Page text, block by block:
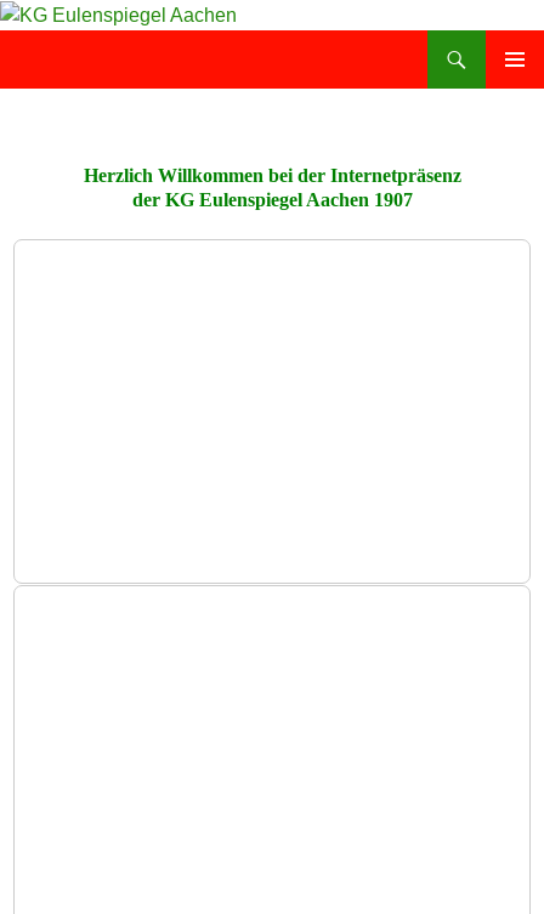
Zum
Herzlich Willkommen bei der Internetpräsenz
der KG Eulenspiegel Aachen 1907